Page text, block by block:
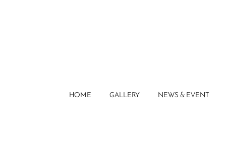
HOME GALLERY NEWS & EVENT